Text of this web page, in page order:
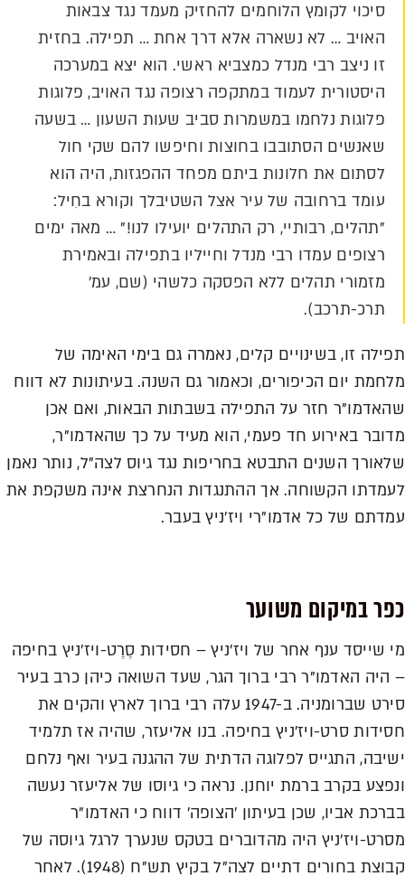
סיכוי לקומץ הלוחמים להחזיק מעמד נגד צבאות
האויב … לא נשארה אלא דרך אחת … תפילה. בחזית
זו ניצב רבי מנדל כמצביא ראשי. הוא יצא במערכה
היסטורית לעמוד במתקפה רצופה נגד האויב, פלוגות
פלוגות נלחמו במשמרות סביב שעות השעון … בשעה
שאנשים הסתובבו בחוצות וחיפשו להם שקי חול
לסתום את חלונות ביתם מפחד ההפגזות, היה הוא
עומד ברחובה של עיר אצל השטיבלך וקורא בחִיל:
"תהלים, רבותיי, רק התהלים יועילו לנו!" … מאה ימים
רצופים עמדו רבי מנדל וחייליו בתפילה ובאמירת
מזמורי תהלים ללא הפסקה כלשהי (שם, עמ'
תרכ-תרכב).
תפילה זו, בשינויים קלים, נאמרה גם בימי האימה של
מלחמת יום הכיפורים, וכאמור גם השנה. בעיתונות לא דווח
שהאדמו"ר חזר על התפילה בשבתות הבאות, ואם אכן
מדובר באירוע חד פעמי, הוא מעיד על כך שהאדמו"ר,
שלאורך השנים התבטא בחריפות נגד גיוס לצה"ל, נותר נאמן
לעמדתו הקשוחה. אך ההתנגדות הנחרצת אינה משקפת את
עמדתם של כל אדמו"רי ויז'ניץ בעבר.
כפר במיקום משוער
מי שייסד ענף אחר של ויז'ניץ – חסידות סֶרֶט-ויז'ניץ בחיפה
– היה האדמו"ר רבי ברוך הגר, שעד השואה כיהן כרב בעיר
סירט שברומניה. ב-1947 עלה רבי ברוך לארץ והקים את
חסידות סרט-ויז'ניץ בחיפה. בנו אליעזר, שהיה אז תלמיד
ישיבה, התגייס לפלוגה הדתית של ההגנה בעיר ואף נלחם
ונפצע בקרב ברמת יוחנן. נראה כי גיוסו של אליעזר נעשה
בברכת אביו, שכן בעיתון 'הצופה' דווח כי האדמו"ר
מסרט-ויז'ניץ היה מהדוברים בטקס שנערך לרגל גיוסה של
קבוצת בחורים דתיים לצה"ל בקיץ תש"ח (1948). לאחר